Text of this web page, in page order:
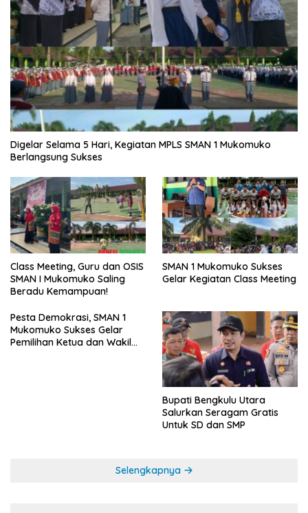
Digelar Selama 5 Hari, Kegiatan MPLS SMAN 1 Mukomuko
Berlangsung Sukses
Class Meeting, Guru dan OSIS
SMAN I Mukomuko Saling
Beradu Kemampuan!
SMAN 1 Mukomuko Sukses
Gelar Kegiatan Class Meeting
Pesta Demokrasi, SMAN 1
Mukomuko Sukses Gelar
Pemilihan Ketua dan Wakil
Bupati Bengkulu Utara
Salurkan Seragam Gratis
Untuk SD dan SMP
Selengkapnya